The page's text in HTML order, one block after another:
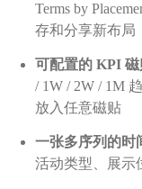
Terms by
存和分享新布局
可配置的 KPI 磁
/ 1W / 2W / 1M
放入任意磁贴
一张多序列的时
活动类型、展